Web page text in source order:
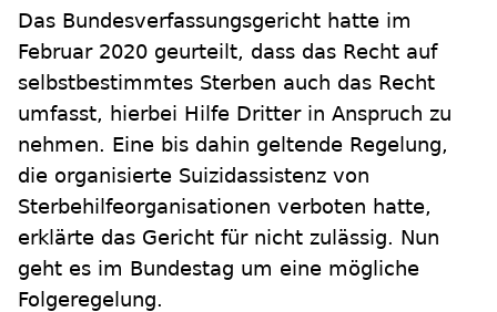
Das Bundesverfassungsgericht hatte im
Februar 2020 geurteilt, dass das Recht auf
selbstbestimmtes Sterben auch das Recht
umfasst, hierbei Hilfe Dritter in Anspruch zu
nehmen. Eine bis dahin geltende Regelung,
die organisierte Suizidassistenz von
Sterbehilfeorganisationen verboten hatte,
erklärte das Gericht für nicht zulässig. Nun
geht es im Bundestag um eine mögliche
Folgeregelung.